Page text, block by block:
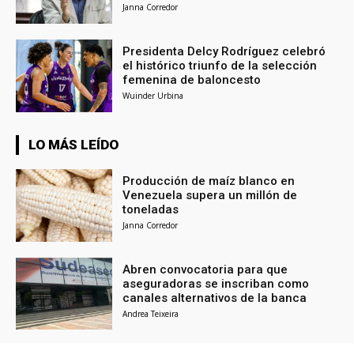
Janna Corredor
Presidenta Delcy Rodríguez celebró
el histórico triunfo de la selección
femenina de baloncesto
Wuinder Urbina
LO MÁS LEÍDO
Producción de maíz blanco en
Venezuela supera un millón de
toneladas
Janna Corredor
Abren convocatoria para que
aseguradoras se inscriban como
canales alternativos de la banca
Andrea Teixeira